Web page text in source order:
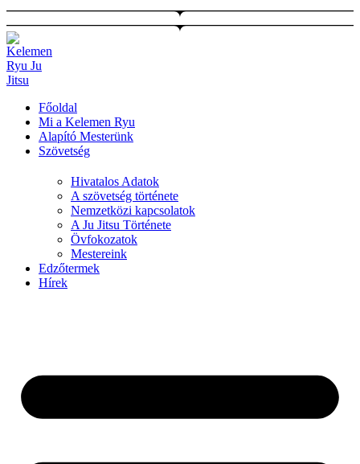
Ugrás
a
tartalomhoz
Főoldal
Mi a Kelemen Ryu
Alapító Mesterünk
Szövetség
Hivatalos Adatok
A szövetség története
Nemzetközi kapcsolatok
A Ju Jitsu Története
Övfokozatok
Mestereink
Edzőtermek
Hírek